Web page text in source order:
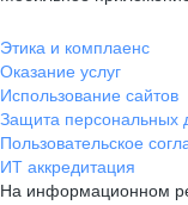
Этика и комплаенс
Оказание услуг
Использование сайтов
Защита персональных
Пользовательское
ИТ аккредитация
На информационном